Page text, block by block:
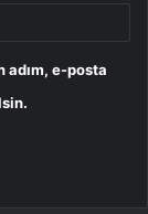
adım, e-posta